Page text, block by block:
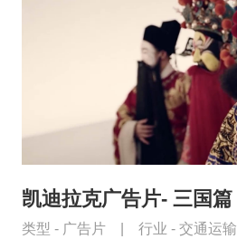
凯迪拉克广告片- 三国篇
类型 - 广告片 行业 - 交通运输